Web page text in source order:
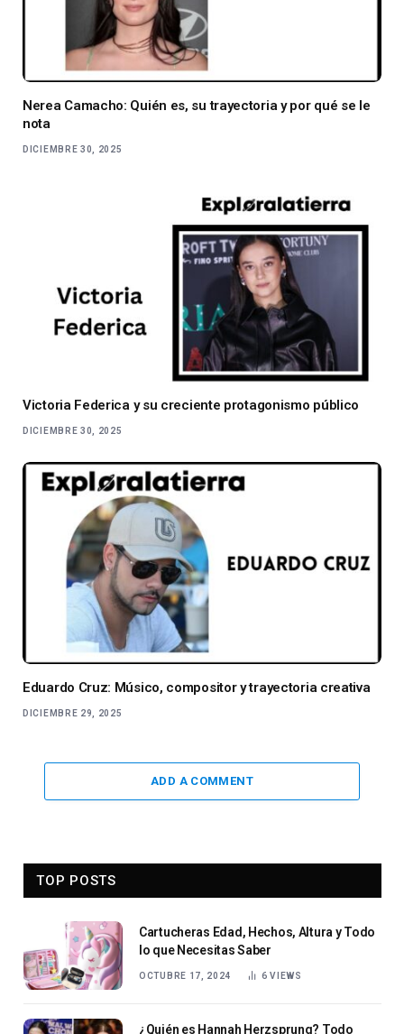
Nerea Camacho: Quién es, su trayectoria y por qué se le
nota
DICIEMBRE 30, 2025
Victoria Federica y su creciente protagonismo público
DICIEMBRE 30, 2025
Eduardo Cruz: Músico, compositor y trayectoria creativa
DICIEMBRE 29, 2025
ADD A COMMENT
TOP POSTS
Cartucheras Edad, Hechos, Altura y Todo
lo que Necesitas Saber
OCTUBRE 17, 2024 6VIEWS
¿Quién es Hannah Herzsprung? Todo